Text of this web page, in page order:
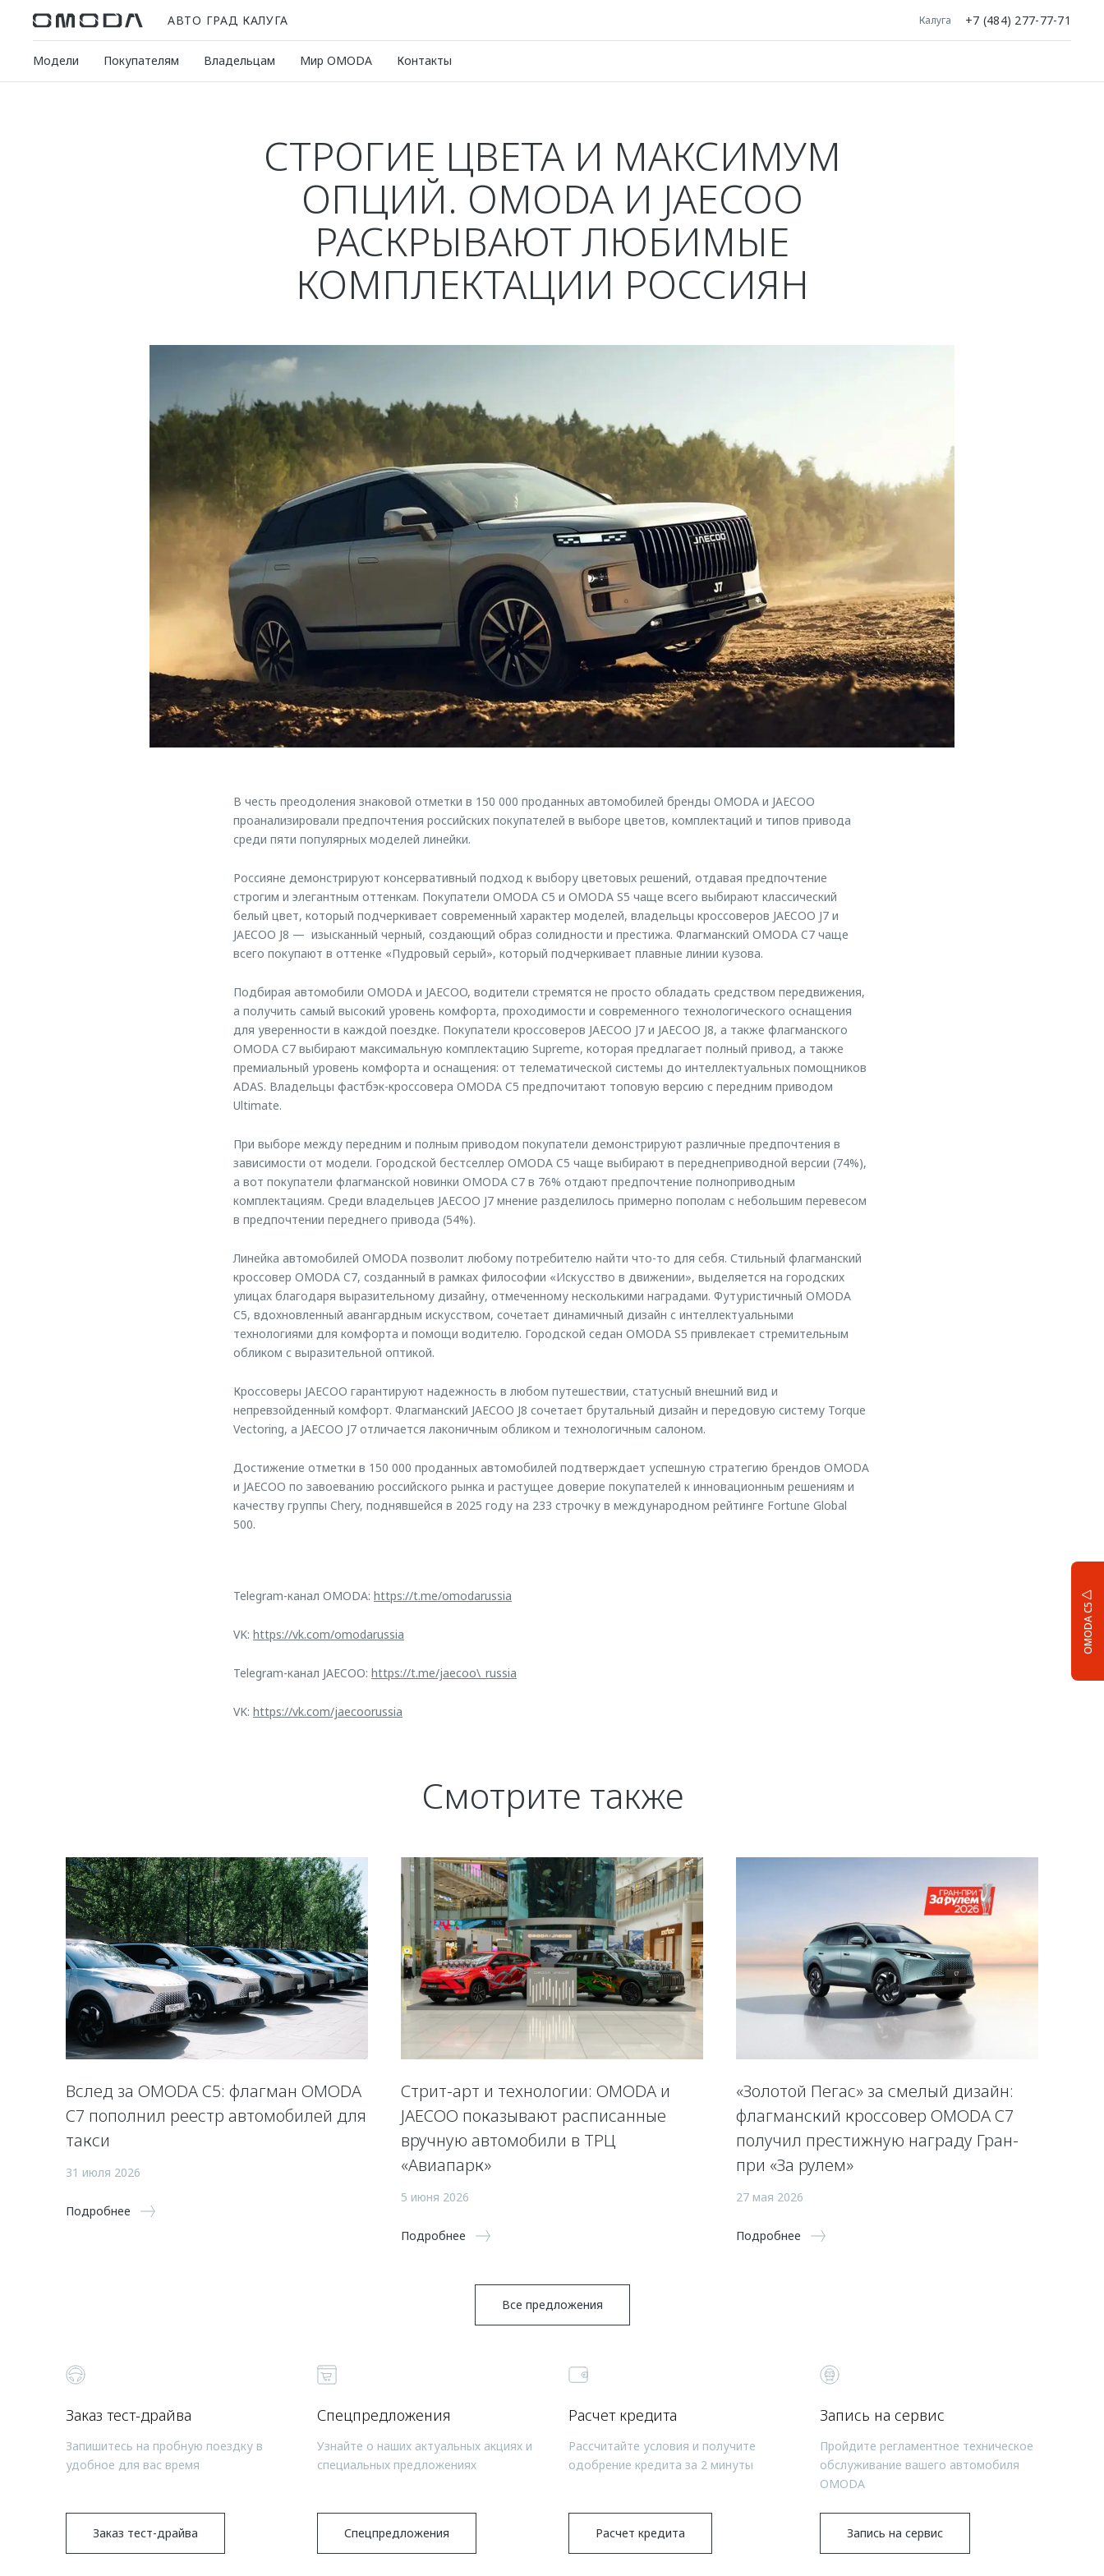
АВТО ГРАД КАЛУГА Калуга +7 (484) 277-77-71
Модели Покупателям Владельцам Мир OMODA Контакты
OMODA C5
СТРОГИЕ ЦВЕТА И МАКСИМУМ
ОПЦИЙ. OMODA И JAECOO
РАСКРЫВАЮТ ЛЮБИМЫЕ
КОМПЛЕКТАЦИИ РОССИЯН
В честь преодоления знаковой отметки в 150 000 проданных автомобилей бренды OMODA и JAECOO
проанализировали предпочтения российских покупателей в выборе цветов, комплектаций и типов привода
среди пяти популярных моделей линейки.
Россияне демонстрируют консервативный подход к выбору цветовых решений, отдавая предпочтение
строгим и элегантным оттенкам. Покупатели OMODA C5 и OMODA S5 чаще всего выбирают классический
белый цвет, который подчеркивает современный характер моделей, владельцы кроссоверов JAECOO J7 и
JAECOO J8 — изысканный черный, создающий образ солидности и престижа. Флагманский OMODA C7 чаще
всего покупают в оттенке «Пудровый серый», который подчеркивает плавные линии кузова.
Подбирая автомобили OMODA и JAECOO, водители стремятся не просто обладать средством передвижения,
а получить самый высокий уровень комфорта, проходимости и современного технологического оснащения
для уверенности в каждой поездке. Покупатели кроссоверов JAECOO J7 и JAECOO J8, а также флагманского
OMODA C7 выбирают максимальную комплектацию Supreme, которая предлагает полный привод, а также
премиальный уровень комфорта и оснащения: от телематической системы до интеллектуальных помощников
ADAS. Владельцы фастбэк-кроссовера OMODA C5 предпочитают топовую версию с передним приводом
Ultimate.
При выборе между передним и полным приводом покупатели демонстрируют различные предпочтения в
зависимости от модели. Городской бестселлер OMODA C5 чаще выбирают в переднеприводной версии (74%),
а вот покупатели флагманской новинки OMODA C7 в 76% отдают предпочтение полноприводным
комплектациям. Среди владельцев JAECOO J7 мнение разделилось примерно пополам с небольшим перевесом
в предпочтении переднего привода (54%).
Линейка автомобилей OMODA позволит любому потребителю найти что-то для себя. Стильный флагманский
кроссовер OMODA C7, созданный в рамках философии «Искусство в движении», выделяется на городских
улицах благодаря выразительному дизайну, отмеченному несколькими наградами. Футуристичный OMODA
C5, вдохновленный авангардным искусством, сочетает динамичный дизайн с интеллектуальными
технологиями для комфорта и помощи водителю. Городской седан OMODA S5 привлекает стремительным
обликом с выразительной оптикой.
Кроссоверы JAECOO гарантируют надежность в любом путешествии, статусный внешний вид и
непревзойденный комфорт. Флагманский JAECOO J8 сочетает брутальный дизайн и передовую систему Torque
Vectoring, а JAECOO J7 отличается лаконичным обликом и технологичным салоном.
Достижение отметки в 150 000 проданных автомобилей подтверждает успешную стратегию брендов OMODA
и JAECOO по завоеванию российского рынка и растущее доверие покупателей к инновационным решениям и
качеству группы Chery, поднявшейся в 2025 году на 233 строчку в международном рейтинге Fortune Global
500.
Telegram-канал OMODA: https://t.me/omodarussia
VK: https://vk.com/omodarussia
Telegram-канал JAECOO: https://t.me/jaecoo\_russia
VK: https://vk.com/jaecoorussia
Смотрите также
Вслед за OMODA C5: флагман OMODA
C7 пополнил реестр автомобилей для
такси
31 июля 2026
Подробнее
Стрит-арт и технологии: OMODA и
JAECOO показывают расписанные
вручную автомобили в ТРЦ
«Авиапарк»
5 июня 2026
Подробнее
«Золотой Пегас» за смелый дизайн:
флагманский кроссовер OMODA C7
получил престижную награду Гран-
при «За рулем»
27 мая 2026
Подробнее
Все предложения
Заказ тест-драйва
Запишитесь на пробную поездку в
удобное для вас время
Заказ тест-драйва
Спецпредложения
Узнайте о наших актуальных акциях и
специальных предложениях
Спецпредложения
Расчет кредита
Рассчитайте условия и получите
одобрение кредита за 2 минуты
Расчет кредита
Запись на сервис
Пройдите регламентное техническое
обслуживание вашего автомобиля
OMODA
Запись на сервис